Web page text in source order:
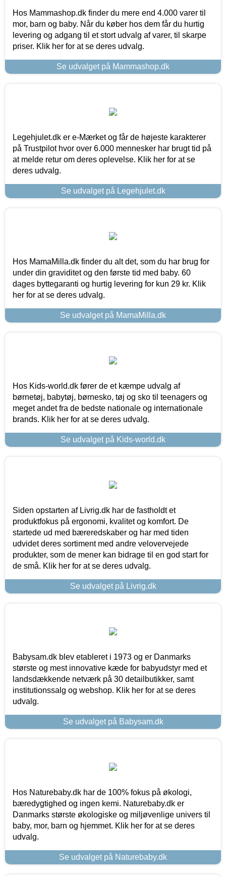
Hos Mammashop.dk finder du mere end 4.000 varer til
mor, barn og baby. Når du køber hos dem får du hurtig
levering og adgang til et stort udvalg af varer, til skarpe
priser. Klik her for at se deres udvalg.
Se udvalget på Mammashop.dk
Legehjulet.dk er e-Mærket og får de højeste karakterer
på Trustpilot hvor over 6.000 mennesker har brugt tid på
at melde retur om deres oplevelse. Klik her for at se
deres udvalg.
Se udvalget på Legehjulet.dk
Hos MamaMilla.dk finder du alt det, som du har brug for
under din graviditet og den første tid med baby. 60
dages byttegaranti og hurtig levering for kun 29 kr. Klik
her for at se deres udvalg.
Se udvalget på MamaMilla.dk
Hos Kids-world.dk fører de et kæmpe udvalg af
børnetøj, babytøj, børnesko, tøj og sko til teenagers og
meget andet fra de bedste nationale og internationale
brands. Klik her for at se deres udvalg.
Se udvalget på Kids-world.dk
Siden opstarten af Livrig.dk har de fastholdt et
produktfokus på ergonomi, kvalitet og komfort. De
startede ud med bæreredskaber og har med tiden
udvidet deres sortiment med andre velovervejede
produkter, som de mener kan bidrage til en god start for
de små. Klik her for at se deres udvalg.
Se udvalget på Livrig.dk
Babysam.dk blev etableret i 1973 og er Danmarks
største og mest innovative kæde for babyudstyr med et
landsdækkende netværk på 30 detailbutikker, samt
institutionssalg og webshop. Klik her for at se deres
udvalg.
Se udvalget på Babysam.dk
Hos Naturebaby.dk har de 100% fokus på økologi,
bæredygtighed og ingen kemi. Naturebaby.dk er
Danmarks største økologiske og miljøvenlige univers til
baby, mor, barn og hjemmet. Klik her for at se deres
udvalg.
Se udvalget på Naturebaby.dk